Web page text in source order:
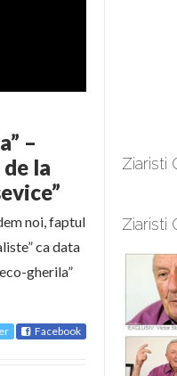
–
la
noi, faptul
ca data
gherila”
Facebook
Ziaristi
Ziaristi